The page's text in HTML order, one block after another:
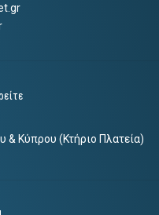
& Κύπρου (Κτήριο Πλατεία)